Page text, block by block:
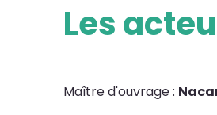
Les
Maître d'ouvrage :